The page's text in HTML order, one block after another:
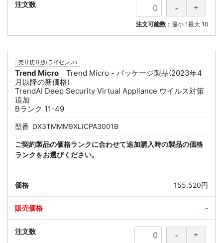
注文可能数： 最小 1最大 10
売り切り版(ライセンス)
Trend Micro
Trend Micro - パッケージ製品(2023年4
月以降の新価格)
TrendAI Deep Security Virtual Appliance ウイルス対策
追加
Bランク 11-49
型番 DX3TMMM9XLICPA3001B
ご契約製品の価格ランクに合わせて追加購入時の製品の価格
ランクをお選びください。
155,520円
-